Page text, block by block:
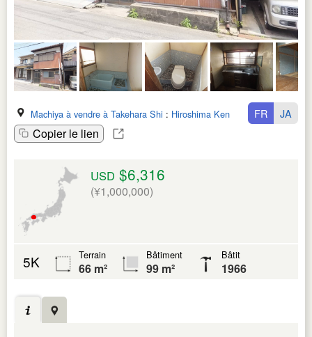
Machiya à vendre à Takehara Shi : Hiroshima Ken
Copier le lien
FR JA
USD $6,316
(¥1,000,000)
5K Terrain
66 m²
Bâtiment
99 m²
Bâtit
1966